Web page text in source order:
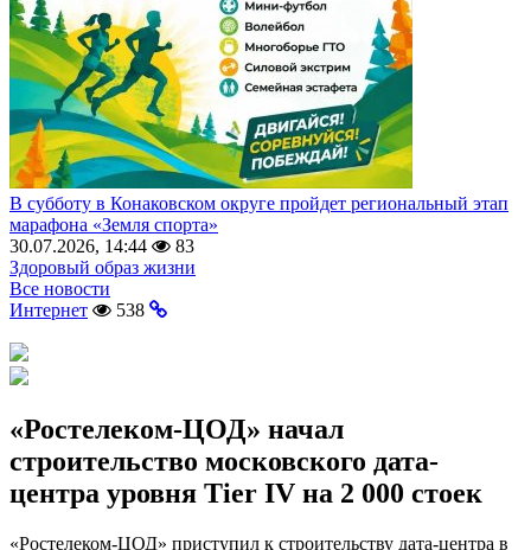
В субботу в Конаковском округе пройдет региональный этап
марафона «Земля спорта»
30.07.2026, 14:44
83
Здоровый образ жизни
Все новости
Интернет
538
«Ростелеком-ЦОД» начал
строительство московского дата-
центра уровня Tier IV на 2 000 стоек
«Ростелеком-ЦОД» приступил к строительству дата-центра в